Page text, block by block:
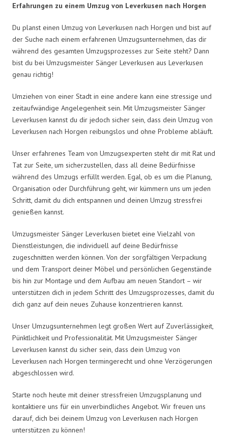
Erfahrungen zu einem Umzug von Leverkusen nach Horgen
Du planst einen Umzug von Leverkusen nach Horgen und bist auf
der Suche nach einem erfahrenen Umzugsunternehmen, das dir
während des gesamten Umzugsprozesses zur Seite steht? Dann
bist du bei Umzugsmeister Sänger Leverkusen aus Leverkusen
genau richtig!
Umziehen von einer Stadt in eine andere kann eine stressige und
zeitaufwändige Angelegenheit sein. Mit Umzugsmeister Sänger
Leverkusen kannst du dir jedoch sicher sein, dass dein Umzug von
Leverkusen nach Horgen reibungslos und ohne Probleme abläuft.
Unser erfahrenes Team von Umzugsexperten steht dir mit Rat und
Tat zur Seite, um sicherzustellen, dass all deine Bedürfnisse
während des Umzugs erfüllt werden. Egal, ob es um die Planung,
Organisation oder Durchführung geht, wir kümmern uns um jeden
Schritt, damit du dich entspannen und deinen Umzug stressfrei
genießen kannst.
Umzugsmeister Sänger Leverkusen bietet eine Vielzahl von
Dienstleistungen, die individuell auf deine Bedürfnisse
zugeschnitten werden können. Von der sorgfältigen Verpackung
und dem Transport deiner Möbel und persönlichen Gegenstände
bis hin zur Montage und dem Aufbau am neuen Standort – wir
unterstützen dich in jedem Schritt des Umzugsprozesses, damit du
dich ganz auf dein neues Zuhause konzentrieren kannst.
Unser Umzugsunternehmen legt großen Wert auf Zuverlässigkeit,
Pünktlichkeit und Professionalität. Mit Umzugsmeister Sänger
Leverkusen kannst du sicher sein, dass dein Umzug von
Leverkusen nach Horgen termingerecht und ohne Verzögerungen
abgeschlossen wird.
Starte noch heute mit deiner stressfreien Umzugsplanung und
kontaktiere uns für ein unverbindliches Angebot. Wir freuen uns
darauf, dich bei deinem Umzug von Leverkusen nach Horgen
unterstützen zu können!